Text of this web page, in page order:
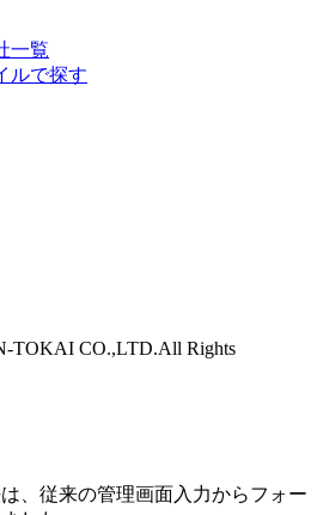
一覧
ルで探す
TOKAI CO.,LTD.All Rights
、従来の管理画面入力からフォー